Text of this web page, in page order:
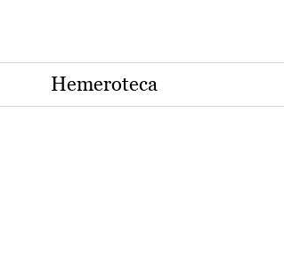
Hemeroteca